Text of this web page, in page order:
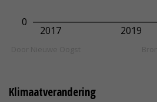
Klimaatverandering